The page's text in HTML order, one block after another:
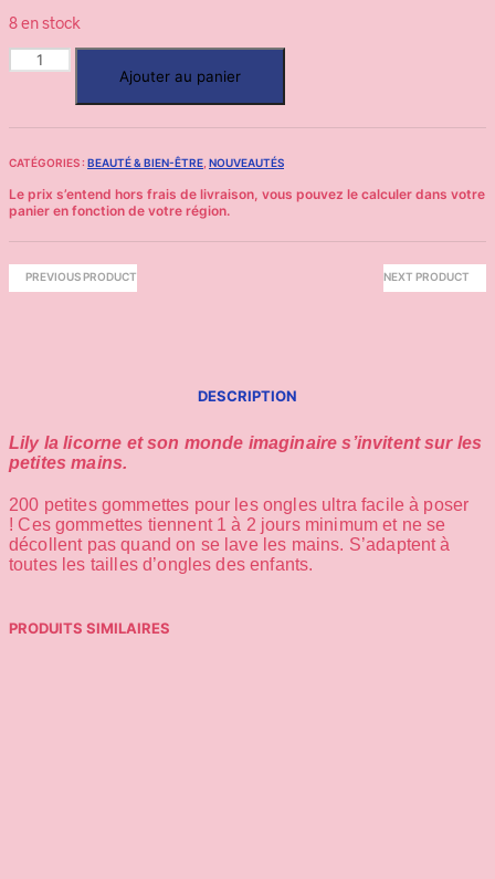
8 en stock
Ajouter au panier
CATÉGORIES : BEAUTÉ & BIEN-ÊTRE, NOUVEAUTÉS
PREVIOUS PRODUCT NEXT PRODUCT
DESCRIPTION
Lily la licorne et son monde imaginaire s’invitent sur les
petites mains.
200 petites gommettes pour les ongles ultra facile à poser
! Ces gommettes tiennent 1 à 2 jours minimum et ne se
décollent pas quand on se lave les mains. S’adaptent à
toutes les tailles d’ongles des enfants.
PRODUITS SIMILAIRES